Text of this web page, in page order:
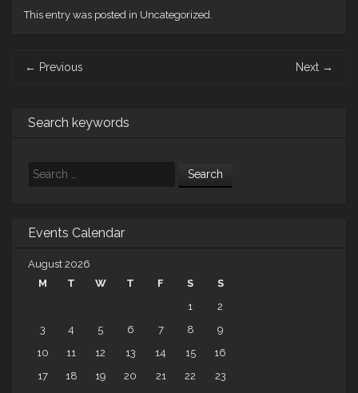
This entry was posted in Uncategorized.
navigation
← Previous Next →
Search keywords
Search
Events Calendar
August 2026
M
T W T F S
S
1
2
3
4 5 6 7 8
9
10
11 12 13 14 15
16
17
18 19 20 21 22 23